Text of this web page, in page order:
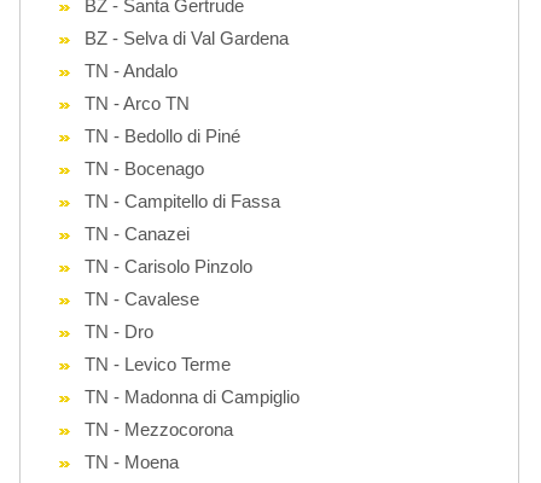
BZ - Santa Gertrude
BZ - Selva di Val Gardena
TN - Andalo
TN - Arco TN
TN - Bedollo di Piné
TN - Bocenago
TN - Campitello di Fassa
TN - Canazei
TN - Carisolo Pinzolo
TN - Cavalese
TN - Dro
TN - Levico Terme
TN - Madonna di Campiglio
TN - Mezzocorona
TN - Moena